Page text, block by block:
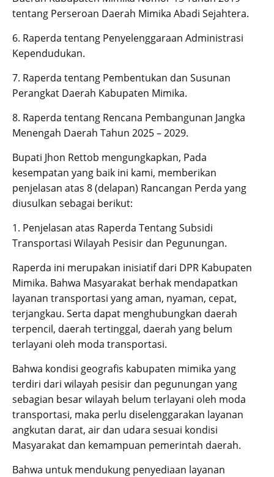
tentang Perseroan Daerah Mimika Abadi Sejahtera.
6. Raperda tentang Penyelenggaraan Administrasi
Kependudukan.
7. Raperda tentang Pembentukan dan Susunan
Perangkat Daerah Kabupaten Mimika.
8. Raperda tentang Rencana Pembangunan Jangka
Menengah Daerah Tahun 2025 – 2029.
Bupati Jhon Rettob mengungkapkan, Pada
kesempatan yang baik ini kami, memberikan
penjelasan atas 8 (delapan) Rancangan Perda yang
diusulkan sebagai berikut:
1. Penjelasan atas Raperda Tentang Subsidi
Transportasi Wilayah Pesisir dan Pegunungan.
Raperda ini merupakan inisiatif dari DPR Kabupaten
Mimika. Bahwa Masyarakat berhak mendapatkan
layanan transportasi yang aman, nyaman, cepat,
terjangkau. Serta dapat menghubungkan daerah
terpencil, daerah tertinggal, daerah yang belum
terlayani oleh moda transportasi.
Bahwa kondisi geografis kabupaten mimika yang
terdiri dari wilayah pesisir dan pegunungan yang
sebagian besar wilayah belum terlayani oleh moda
transportasi, maka perlu diselenggarakan layanan
angkutan darat, air dan udara sesuai kondisi
Masyarakat dan kemampuan pemerintah daerah.
Bahwa untuk mendukung penyediaan layanan